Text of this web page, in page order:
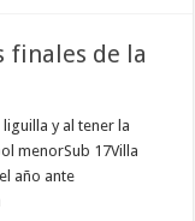
finales de la
y al tener la
menorSub 17Villa
año ante